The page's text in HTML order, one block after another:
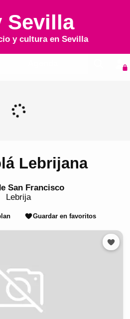
Sevilla
y cultura en Sevilla
Lebrijana
San Francisco
Lebrija
Guardar en favoritos